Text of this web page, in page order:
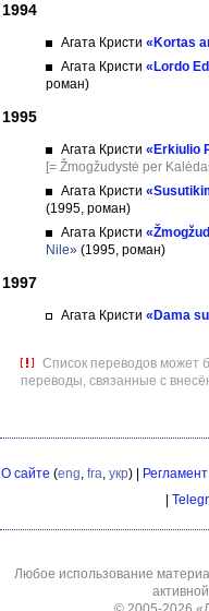
1994
Агата Кристи «Kortas
Агата Кристи «Lordo
роман)
1995
Агата Кристи «Erkiulio
[= Žmogžudystė per
Агата Кристи
(1995, роман)
Агата Кристи
Nile» (1995, роман)
1997
Агата Кристи «Dama
Список переводов может
переводы, связанные с
О сайте (eng, fra, укр) | Регламент|
Любое использование